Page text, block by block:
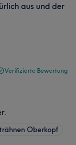
aus und der
Verifizierte Bewertung
Oberkopf